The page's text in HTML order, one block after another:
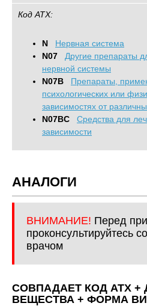
Код АТХ:
N
Нервная система
N07
Другие препараты
нервной системы
N07B
Препараты,
психологических или
зависимостях от
N07BC
Средства для
зависимости
АНАЛОГИ
ВНИМАНИЕ! Перед
проконсультируйтесь
врачом
СОВПАДАЕТ КОД ATХ
ВЕЩЕСТВА + ФОРМА